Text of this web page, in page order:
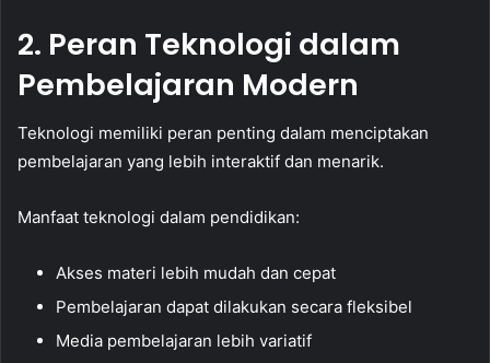
2. Peran Teknologi dalam
Pembelajaran Modern
Teknologi memiliki peran penting dalam menciptakan
pembelajaran yang lebih interaktif dan menarik.
Manfaat teknologi dalam pendidikan:
Akses materi lebih mudah dan cepat
Pembelajaran dapat dilakukan secara fleksibel
Media pembelajaran lebih variatif